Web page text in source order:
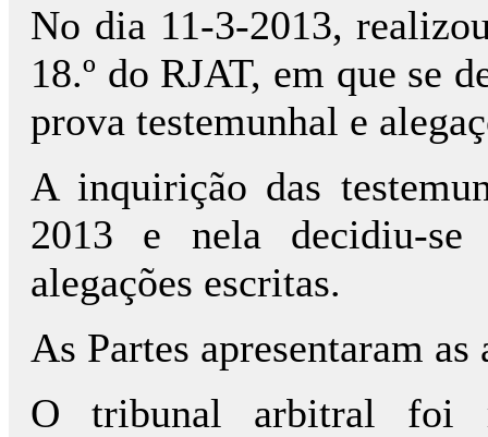
No dia 11-3-2013,
18.º do RJAT, em que se
prova testemunhal e
A inquirição das
2013 e nela decidiu-
alegações escritas.
As Partes apresentaram
O tribunal arbitral foi